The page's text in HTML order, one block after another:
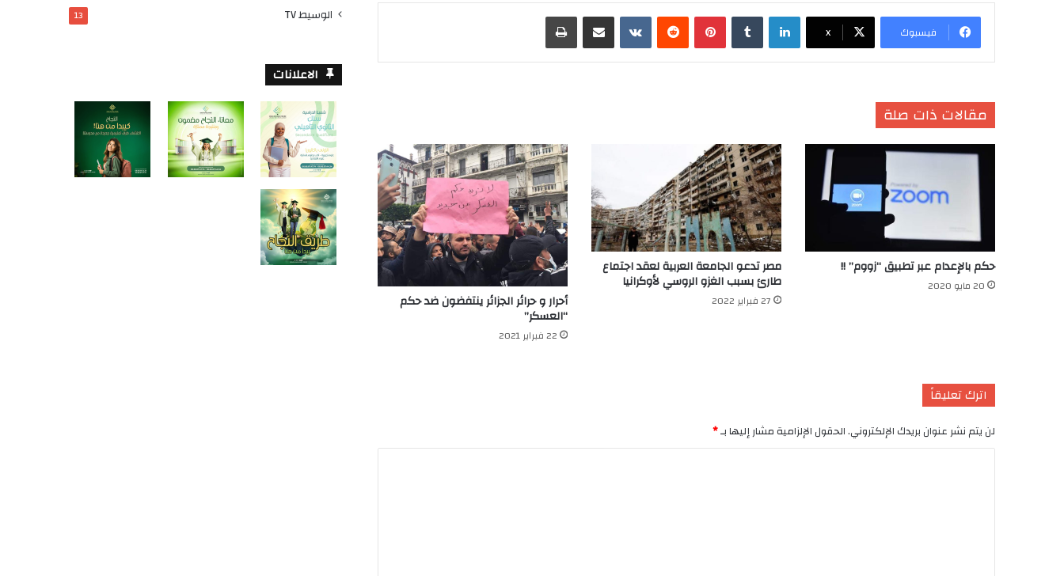
فيسبوك X
لينكدإن بينتيريست
مقالات ذات صلة
حكم بالإعدام عبر تطبيق “زووم” !!
20 مايو 2020
مصر تدعو الجامعة العربية لعقد اجتماع
طارئ بسبب الغزو الروسي لأوكرانيا
27 فبراير 2022 أحرار و حرائر الجزائر ينتفضون ضد حكم
“العسكر”
22 فبراير 2021
اترك تعليقاً
لن يتم نشر عنوان بريدك الإلكتروني.الحقول الإلزامية مشار إليها بـ*
الوسيط TV 13
الاعلانات